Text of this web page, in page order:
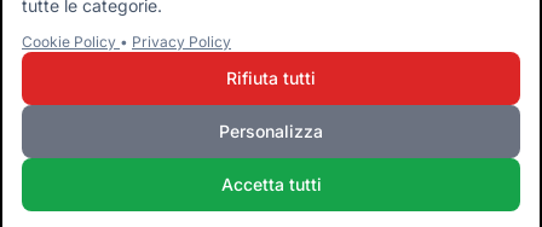
10954111000 - CS € 10.000 - RM-1267140 - iroma@pec.it
Termini e CondizioniPrivacy PolicyCookie PolicyAdmin
tutte le categorie.
Cookie Policy • Privacy Policy
Rifiuta tutti
Personalizza
Accetta tutti